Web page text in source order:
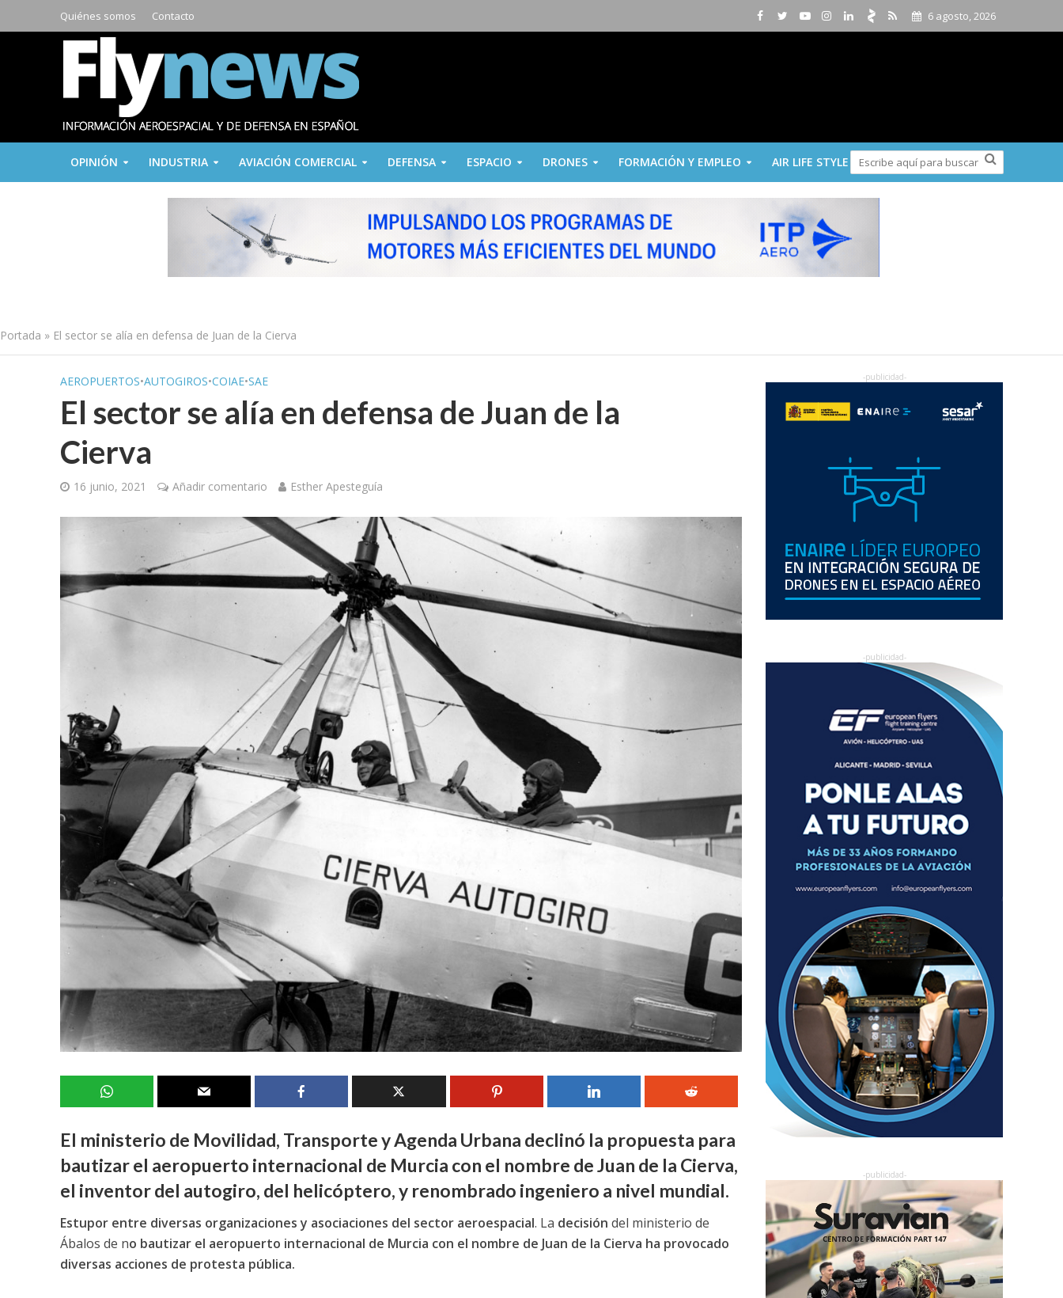
Quiénes somos Contacto 6 agosto, 2026
OPINIÓN INDUSTRIA AVIACIÓN COMERCIAL DEFENSA ESPACIO DRONES FORMACIÓN Y EMPLEO AIR LIFE STYLE
Portada » El sector se alía en defensa de Juan de la Cierva
AEROPUERTOS•AUTOGIROS•COIAE•SAE
El sector se alía en defensa de Juan de la
Cierva
16 junio, 2021 Añadir comentario Esther Apesteguía
El ministerio de Movilidad, Transporte y Agenda Urbana declinó la propuesta para
bautizar el aeropuerto internacional de Murcia con el nombre de Juan de la Cierva,
el inventor del autogiro, del helicóptero, y renombrado ingeniero a nivel mundial.
Estupor entre diversas organizaciones y asociaciones del sector aeroespacial. La decisión del ministerio de
Ábalos de no bautizar el aeropuerto internacional de Murcia con el nombre de Juan de la Cierva ha provocado
diversas acciones de protesta pública.